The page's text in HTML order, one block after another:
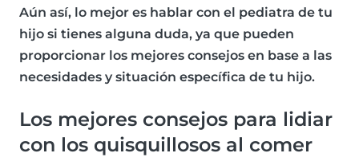
Aún así, lo mejor es hablar con el pediatra de tu
hijo si tienes alguna duda, ya que pueden
proporcionar los mejores consejos en base a las
necesidades y situación específica de tu hijo.
Los mejores consejos para lidiar
con los quisquillosos al comer